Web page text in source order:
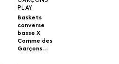
PLAY
Baskets
converse
basse X
Comme des
Garçons...